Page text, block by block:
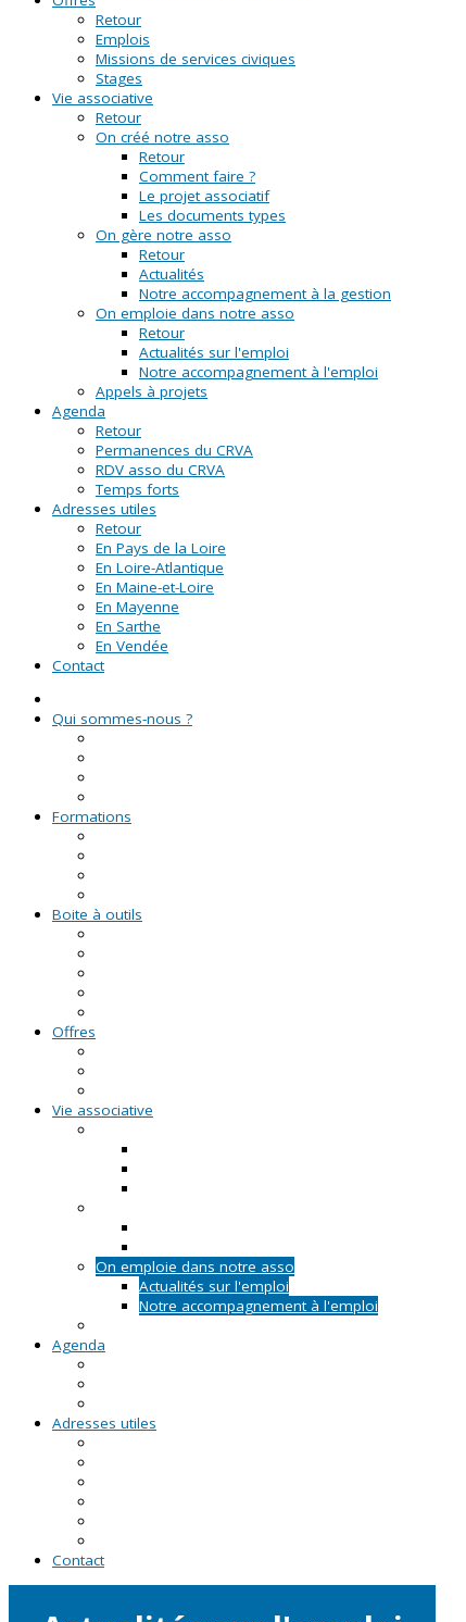
Retour
Emplois
Missions de services civiques
Stages
Vie associative
Retour
On créé notre asso
Retour
Comment faire ?
Le projet associatif
Les documents types
On gère notre asso
Retour
Actualités
Notre accompagnement à la gestion
On emploie dans notre asso
Retour
Actualités sur l'emploi
Notre accompagnement à l'emploi
Appels à projets
Agenda
Retour
Permanences du CRVA
RDV asso du CRVA
Temps forts
Adresses utiles
Retour
En Pays de la Loire
En Loire-Atlantique
En Maine-et-Loire
En Mayenne
En Sarthe
En Vendée
Contact
Qui sommes-nous ?
Formations
Boite à outils
Offres
Vie associative
On emploie dans notre asso
Actualités sur l'emploi
Notre accompagnement à l'emploi
Agenda
Adresses utiles
Contact